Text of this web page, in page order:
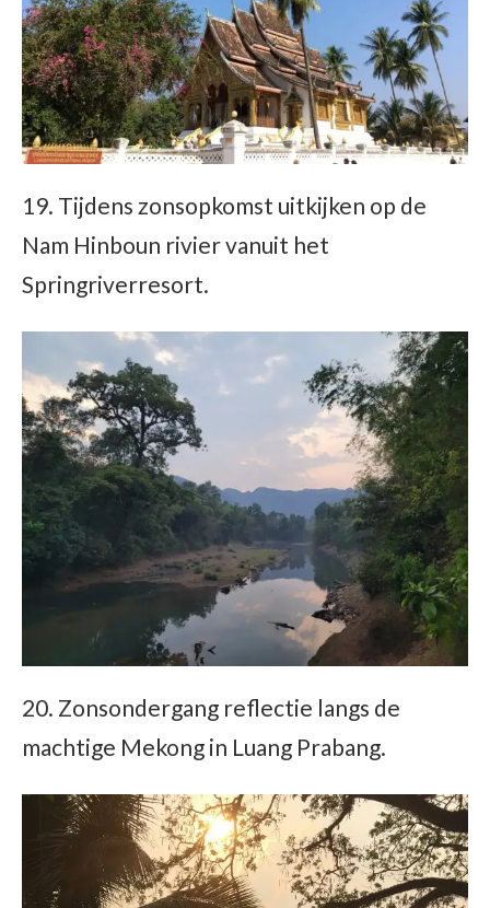
19. Tijdens zonsopkomst uitkijken op de
Nam Hinboun rivier vanuit het
Springriverresort.
20. Zonsondergang reflectie langs de
machtige Mekong in Luang Prabang.